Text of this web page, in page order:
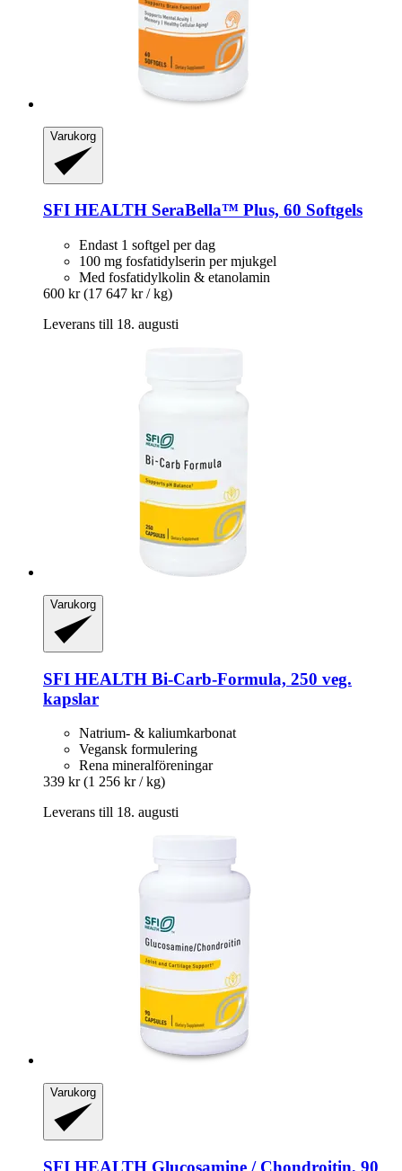
Varukorg
SFI HEALTH SeraBella™ Plus, 60 Softgels
Endast 1 softgel per dag
100 mg fosfatidylserin per mjukgel
Med fosfatidylkolin & etanolamin
600 kr (17 647 kr / kg)
Leverans till 18. augusti
Varukorg
SFI HEALTH Bi-​Carb-​Formula, 250 veg.
kapslar
Natrium- & kaliumkarbonat
Vegansk formulering
Rena mineralföreningar
339 kr (1 256 kr / kg)
Leverans till 18. augusti
Varukorg
SFI HEALTH Glucosamine / Chondroitin, 90